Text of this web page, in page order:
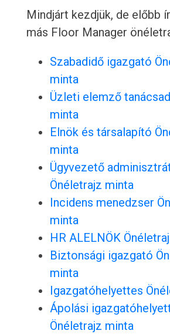
Mindjárt kezdjük, de előbb
más Floor Manager
Szabadidő igazgató
minta
Üzleti elemző
minta
Elnök és társalapító
minta
Ügyvezető
Önéletrajz minta
Incidens menedzser
minta
HR ALELNÖK
Biztonsági igazgató
minta
Igazgatóhelyettes
Ápolási
Önéletrajz minta